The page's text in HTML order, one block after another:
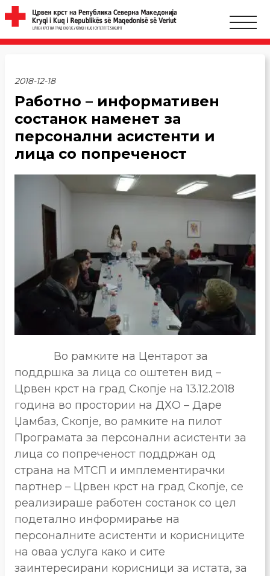
2018-12-18
Работно – информативен
состанок наменет за
персонални асистенти и
лица со попреченост
Во рамките на Центарот за
поддршка за лица со оштетен вид –
Црвен крст на град Скопје на 13.12.2018
година во простории на ДХО – Даре
Џамбаз, Скопје, во рамките на пилот
Програмата за персонални асистенти за
лица со попреченост поддржан од
страна на МТСП и имплементирачки
партнер – Црвен крст на град Скопје, се
реализираше работен состанок со цел
подетално информирање на
персоналните асистенти и корисниците
на оваа услуга како и сите
заинтересирани корисници за истата, за